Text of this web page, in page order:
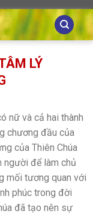
LÝ
nữ và cả hai thành
chương đầu của
của Thiên Chúa
người để làm chủ
mối tương quan với
phúc trong đời
đã tạo nên sự